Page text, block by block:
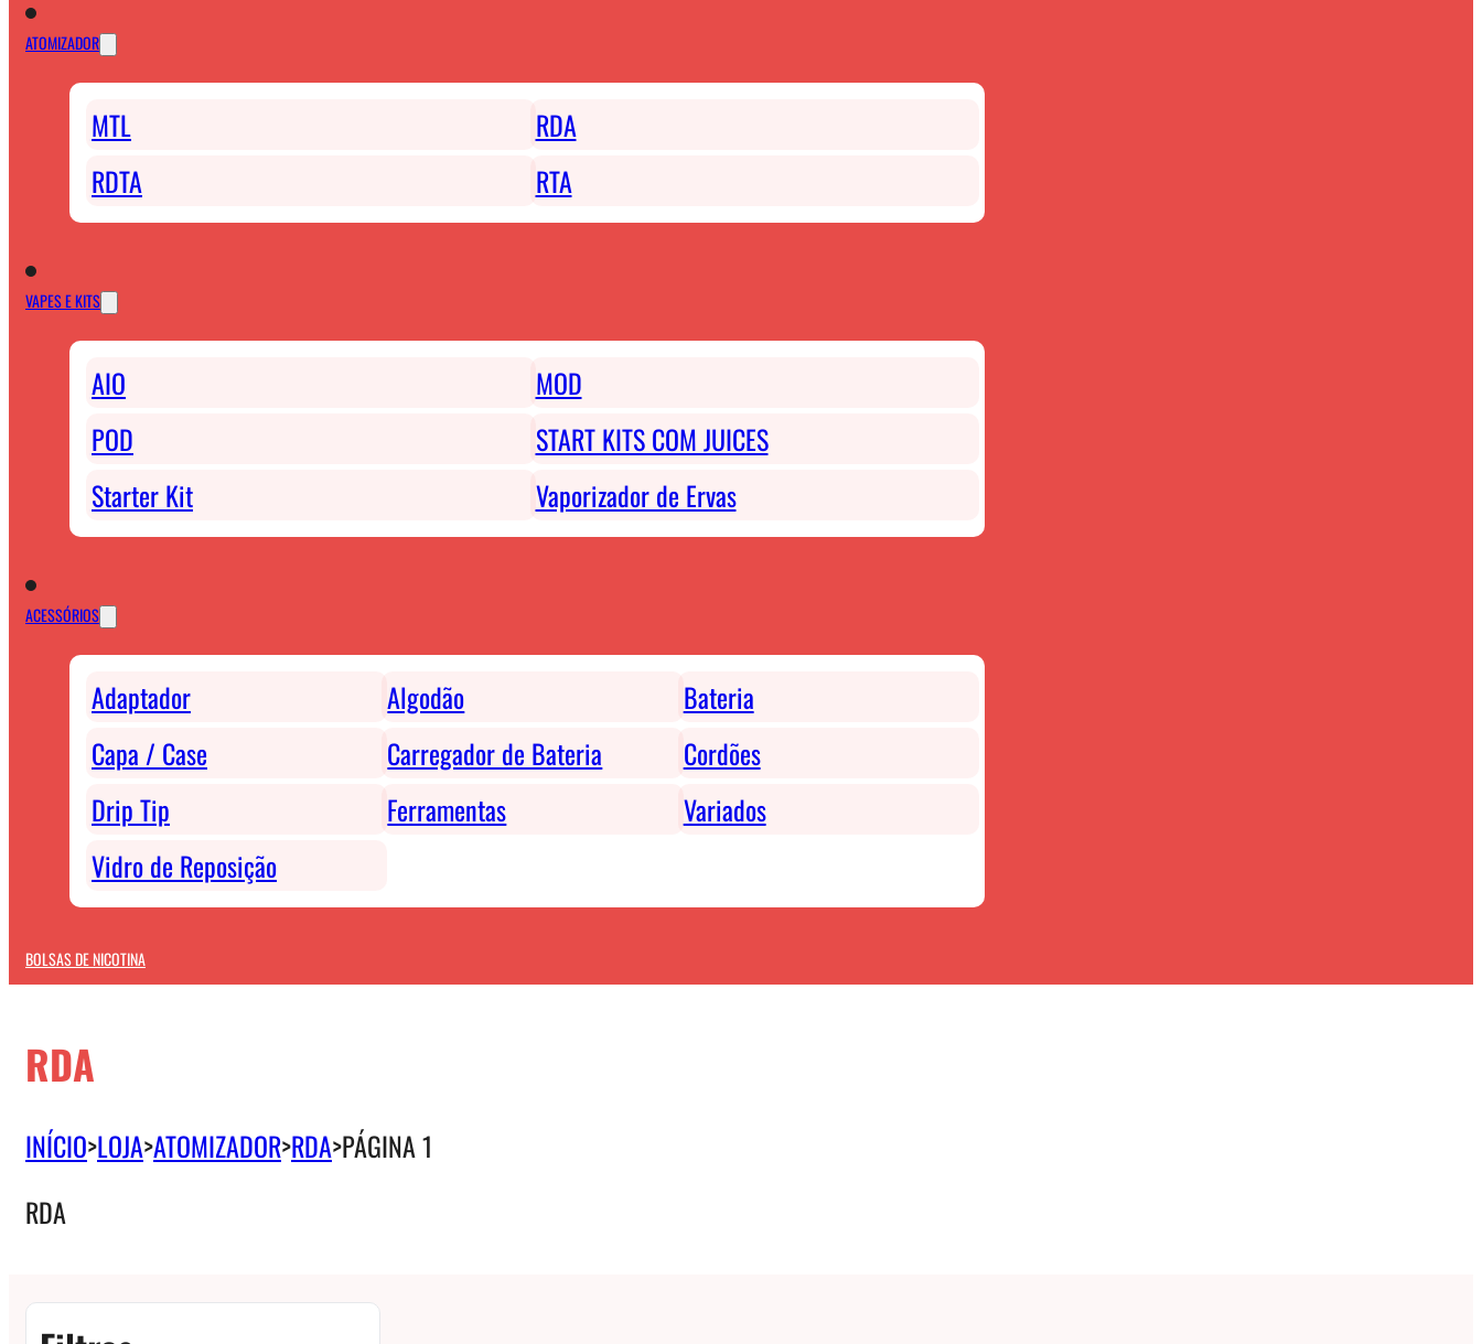
ATOMIZADOR
MTL
RDA
RDTA
RTA
VAPES E KITS
AIO
MOD
POD
START KITS COM JUICES
Starter Kit
Vaporizador de Ervas
ACESSÓRIOS
Adaptador Algodão
Bateria
Capa / Case
Carregador de Bateria
Cordões
Drip Tip
Ferramentas
Variados
Vidro de Reposição
BOLSAS DE NICOTINA
RDA
INÍCIO>LOJA>ATOMIZADOR>RDA>PÁGINA 1
RDA